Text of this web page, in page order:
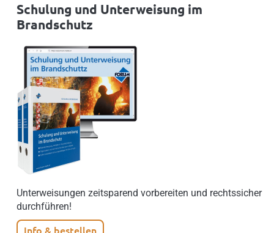
Schulung und Unterweisung im
Brandschutz
Unterweisungen zeitsparend vorbereiten und rechtssicher
durchführen!
Info & bestellen